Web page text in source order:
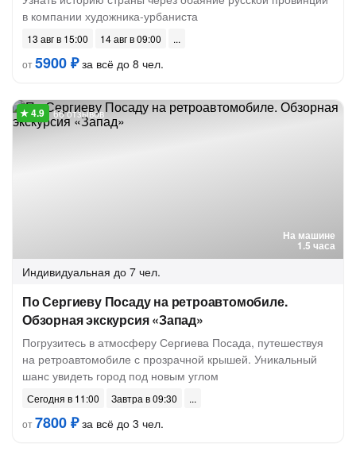
в компании художника-урбаниста
13 авг в 15:00
14 авг в 09:00
от5900 ₽за всё до 8 чел.
На машине
1.5 часа
66 отзывов
Индивидуальная до 7 чел.
По Сергиеву Посаду на ретроавтомобиле.
Обзорная экскурсия «Запад»
Погрузитесь в атмосферу Сергиева Посада, путешествуя
на ретроавтомобиле с прозрачной крышей. Уникальный
шанс увидеть город под новым углом
Сегодня в 11:00
Завтра в 09:30
от7800 ₽за всё до 3 чел.